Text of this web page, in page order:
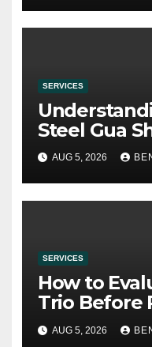
SERVICES
Steel Gua
AUG 5, 2026
SERVICES
How to
Trio Before
AUG 5, 2026